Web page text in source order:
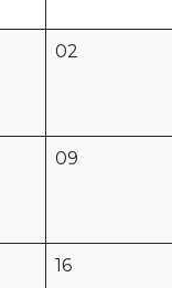
02
09
16